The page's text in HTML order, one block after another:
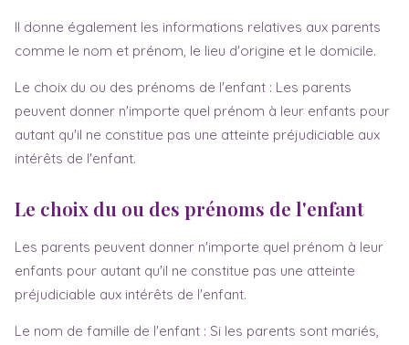
Il donne également les informations relatives aux parents
comme le nom et prénom, le lieu d'origine et le domicile.
Le choix du ou des prénoms de l'enfant : Les parents
peuvent donner n'importe quel prénom à leur enfants pour
autant qu'il ne constitue pas une atteinte préjudiciable aux
intérêts de l'enfant.
Le choix du ou des prénoms de l'enfant
Les parents peuvent donner n'importe quel prénom à leur
enfants pour autant qu'il ne constitue pas une atteinte
préjudiciable aux intérêts de l'enfant.
Le nom de famille de l'enfant : Si les parents sont mariés,